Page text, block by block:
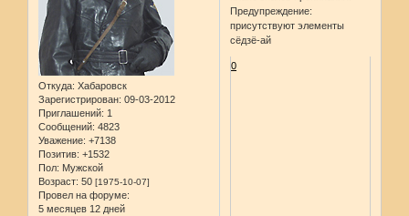
Откуда: Хабаровск
Зарегистрирован: 09-03-2012
Приглашений: 1
Сообщений: 4823
Уважение: +7138
Позитив: +1532
Пол: Мужской
Возраст: 50 [1975-10-07]
Провел на форуме:
5 месяцев 12 дней
Предупреждение:
присутствуют элементы
сёдзё-ай
0